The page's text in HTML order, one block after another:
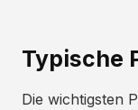
Typische
Die wichtigsten